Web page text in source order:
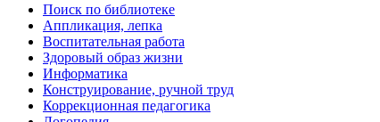
Поиск по библиотеке
Аппликация, лепка
Воспитательная работа
Здоровый образ жизни
Информатика
Конструирование, ручной труд
Коррекционная педагогика